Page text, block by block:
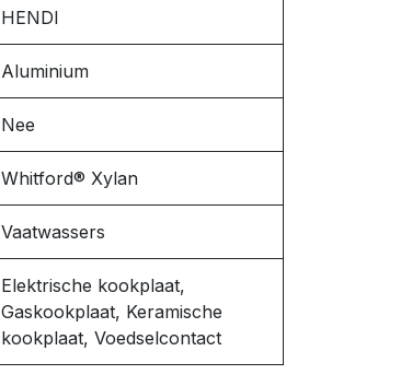
HENDI
Aluminium
Nee
Whitford® Xylan
Vaatwassers
Elektrische kookplaat,
Gaskookplaat, Keramische
kookplaat, Voedselcontact